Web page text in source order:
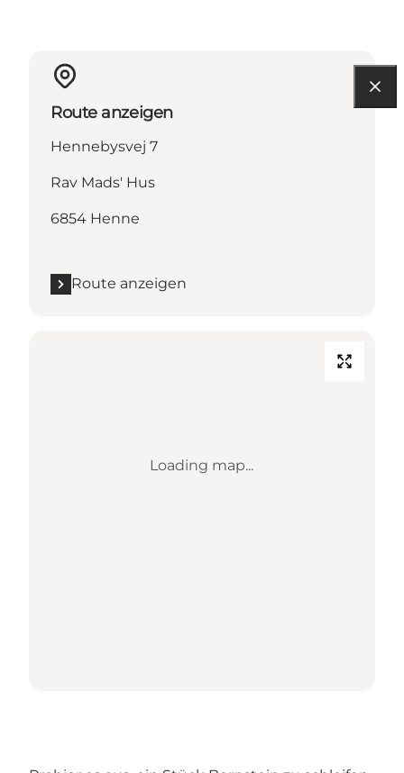
Route anzeigen
Hennebysvej 7
Rav Mads' Hus
6854 Henne
Route anzeigen
Loading map...